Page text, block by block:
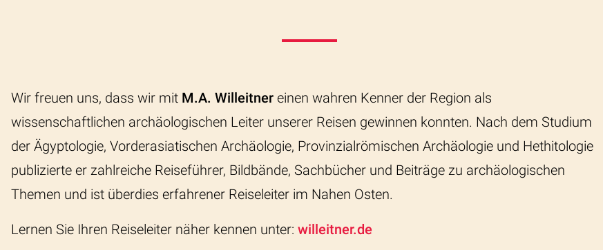
Wir freuen uns, dass wir mit M.A. Willeitner einen wahren Kenner der Region als
wissenschaftlichen archäologischen Leiter unserer Reisen gewinnen konnten. Nach dem Studium
der Ägyptologie, Vorderasiatischen Archäologie, Provinzialrömischen Archäologie und Hethitologie
publizierte er zahlreiche Reiseführer, Bildbände, Sachbücher und Beiträge zu archäologischen
Themen und ist überdies erfahrener Reiseleiter im Nahen Osten.
Lernen Sie Ihren Reiseleiter näher kennen unter: willeitner.de